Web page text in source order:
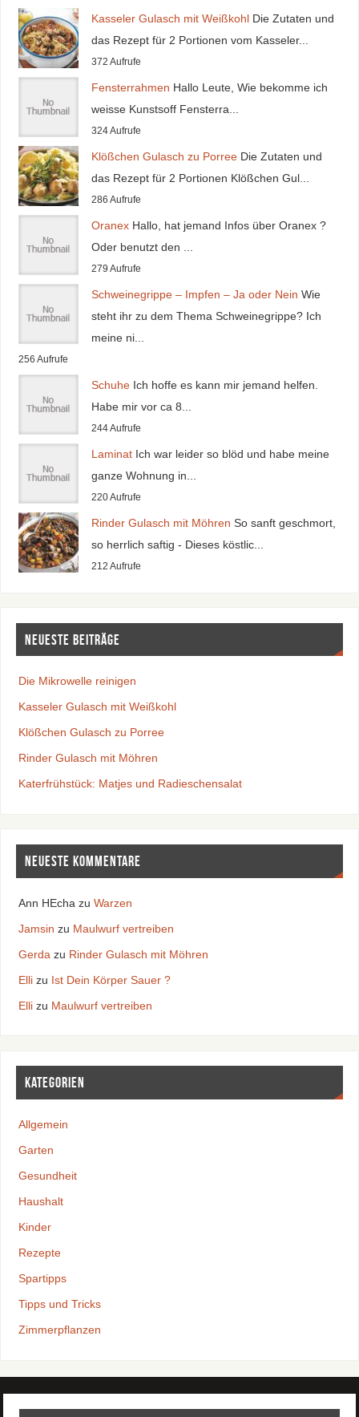
Kasseler Gulasch mit Weißkohl Die Zutaten und
das Rezept für 2 Portionen vom Kasseler...
372 Aufrufe
Fensterrahmen Hallo Leute, Wie bekomme ich
weisse Kunstsoff Fensterra...
324 Aufrufe
Klößchen Gulasch zu Porree Die Zutaten und
das Rezept für 2 Portionen Klößchen Gul...
286 Aufrufe
Oranex Hallo, hat jemand Infos über Oranex ?
Oder benutzt den ...
279 Aufrufe
Schweinegrippe – Impfen – Ja oder Nein Wie
steht ihr zu dem Thema Schweinegrippe? Ich
meine ni...
256 Aufrufe
Schuhe Ich hoffe es kann mir jemand helfen.
Habe mir vor ca 8...
244 Aufrufe
Laminat Ich war leider so blöd und habe meine
ganze Wohnung in...
220 Aufrufe
Rinder Gulasch mit Möhren So sanft geschmort,
so herrlich saftig - Dieses köstlic...
212 Aufrufe
Neueste Beiträge
Die Mikrowelle reinigen
Kasseler Gulasch mit Weißkohl
Klößchen Gulasch zu Porree
Rinder Gulasch mit Möhren
Katerfrühstück: Matjes und Radieschensalat
Neueste Kommentare
Ann HEcha zu Warzen
Jamsin zu Maulwurf vertreiben
Gerda zu Rinder Gulasch mit Möhren
Ellizu Ist Dein Körper Sauer ?
Ellizu Maulwurf vertreiben
Kategorien
Allgemein
Garten
Gesundheit
Haushalt
Kinder
Rezepte
Spartipps
Tipps und Tricks
Zimmerpflanzen